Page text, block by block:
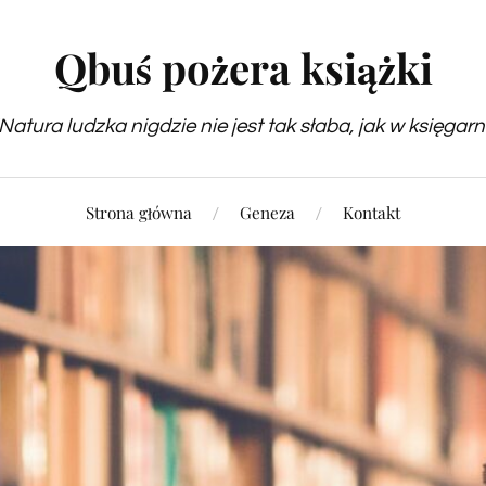
Qbuś pożera książki
ludzka nigdzie nie jest tak słaba, jak w
Strona główna Geneza Kontakt